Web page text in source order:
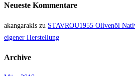
Neueste Kommentare
akangarakis zu STAVROU1955 Olivenöl
eigener Herstellung
Archive